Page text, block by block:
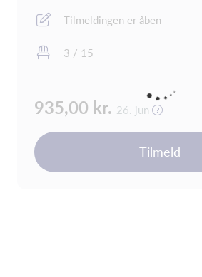
Tilmeldingen er åben
3 / 15
935,00 kr. 26. jun
Tilmeld